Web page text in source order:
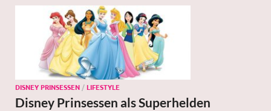
DISNEY PRINSESSEN /LIFESTYLE
Disney Prinsessen als Superhelden